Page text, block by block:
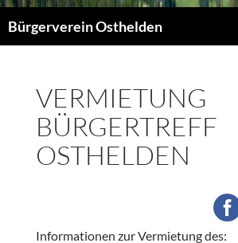
Bürgerverein Osthelden
VERMIETUNG
BÜRGERTREFF
OSTHELDEN
Informationen zur Vermietung des: